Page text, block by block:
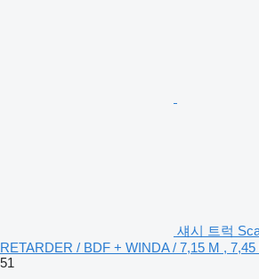
섀시 트럭
RETARDER / BDF + WINDA / 7,15 M , 7,45
51